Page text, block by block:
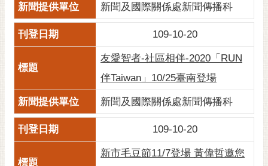
新聞及國際關係處新聞傳播科
109-10-20
友愛智者-社區相伴-2020「RUN
伴Taiwan」10/25臺南登場
新聞及國際關係處新聞傳播科
109-10-20
新市毛豆節11/7登場 黃偉哲邀您